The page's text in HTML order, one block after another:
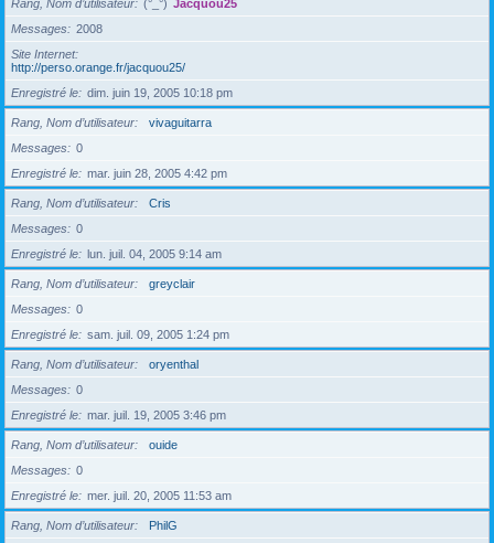
Rang, Nom d’utilisateur (°_°) Jacquou25
Messages
2008
Site Internet
http://perso.orange.fr/jacquou25/
Enregistré le
dim. juin 19, 2005 10:18 pm
Rang, Nom d’utilisateur
vivaguitarra
Messages
0
Enregistré le
mar. juin 28, 2005 4:42 pm
Rang, Nom d’utilisateur
Cris
Messages
0
Enregistré le
lun. juil. 04, 2005 9:14 am
Rang, Nom d’utilisateur
greyclair
Messages
0
Enregistré le
sam. juil. 09, 2005 1:24 pm
Rang, Nom d’utilisateur
oryenthal
Messages
0
Enregistré le
mar. juil. 19, 2005 3:46 pm
Rang, Nom d’utilisateur
ouide
Messages
0
Enregistré le
mer. juil. 20, 2005 11:53 am
Rang, Nom d’utilisateur
PhilG